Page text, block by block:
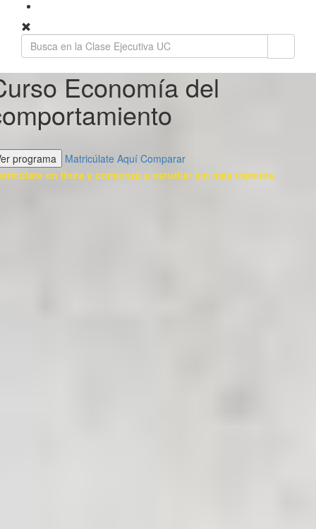
Economía del
programa Matricúlate Aquí Comparar
en línea y comienza a estudiar sin más trámites.